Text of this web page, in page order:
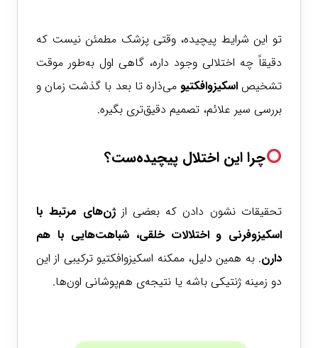
تو این شرایط پیچیده، وقتی پزشک مطمئن نیست که
دقیقاً چه اختلالی وجود داره، گاهی اول به‌طور موقت
تشخیصاسکیزوافکتیو می‌ذاره تا بعد با گذشت زمان و
بررسی سیر علائم، تصمیم دقیق‌تری بگیره.
چرا این اختلال پیچیده‌ست؟
تحقیقات نشون دادن که بعضی از ژن‌های مرتبط با
اسکیزوفرنی و اختلالات خلقی، شباهت‌هایی با هم
دارن. به همین دلیل، ممکنه اسکیزوافکتیو ترکیبی از این
دو زمینه ژنتیکی باشه یا نتیجه‌ی هم‌پوشانی اون‌ها.